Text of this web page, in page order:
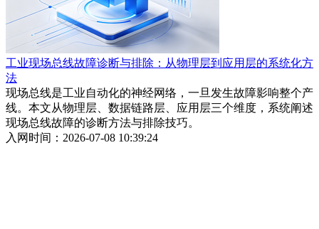
工业现场总线故障诊断与排除：从物理层到应用层的系统化方
法
现场总线是工业自动化的神经网络，一旦发生故障影响整个产
线。本文从物理层、数据链路层、应用层三个维度，系统阐述
现场总线故障的诊断方法与排除技巧。
入网时间：2026-07-08 10:39:24